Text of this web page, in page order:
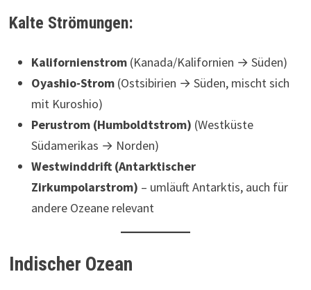
Kalte Strömungen:
Kalifornienstrom (Kanada/Kalifornien → Süden)
Oyashio-Strom (Ostsibirien → Süden, mischt sich
mit Kuroshio)
Perustrom (Humboldtstrom) (Westküste
Südamerikas → Norden)
Westwinddrift (Antarktischer
Zirkumpolarstrom) – umläuft Antarktis, auch für
andere Ozeane relevant
Indischer Ozean